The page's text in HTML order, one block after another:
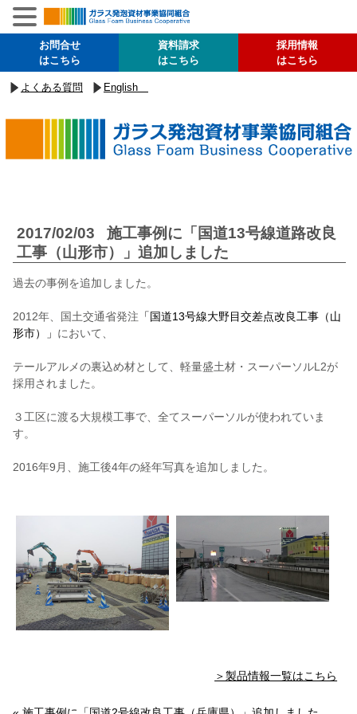
お問合せ
はこちら
資料請求
はこちら
採用情報
はこちら
よくある質問 English
2017/02/03 施工事例に「国道13号線道路改良
工事（山形市）」追加しました
過去の事例を追加しました。
2012年、国土交通省発注 「国道13号線大野目交差点改良工事（山
形市）」 において、
テールアルメの裏込め材として、軽量盛土材・スーパーソルL2が
採用されました。
３工区に渡る大規模工事で、全てスーパーソルが使われていま
す。
2016年9月、施工後4年の経年写真を追加しました。
＞製品情報一覧はこちら